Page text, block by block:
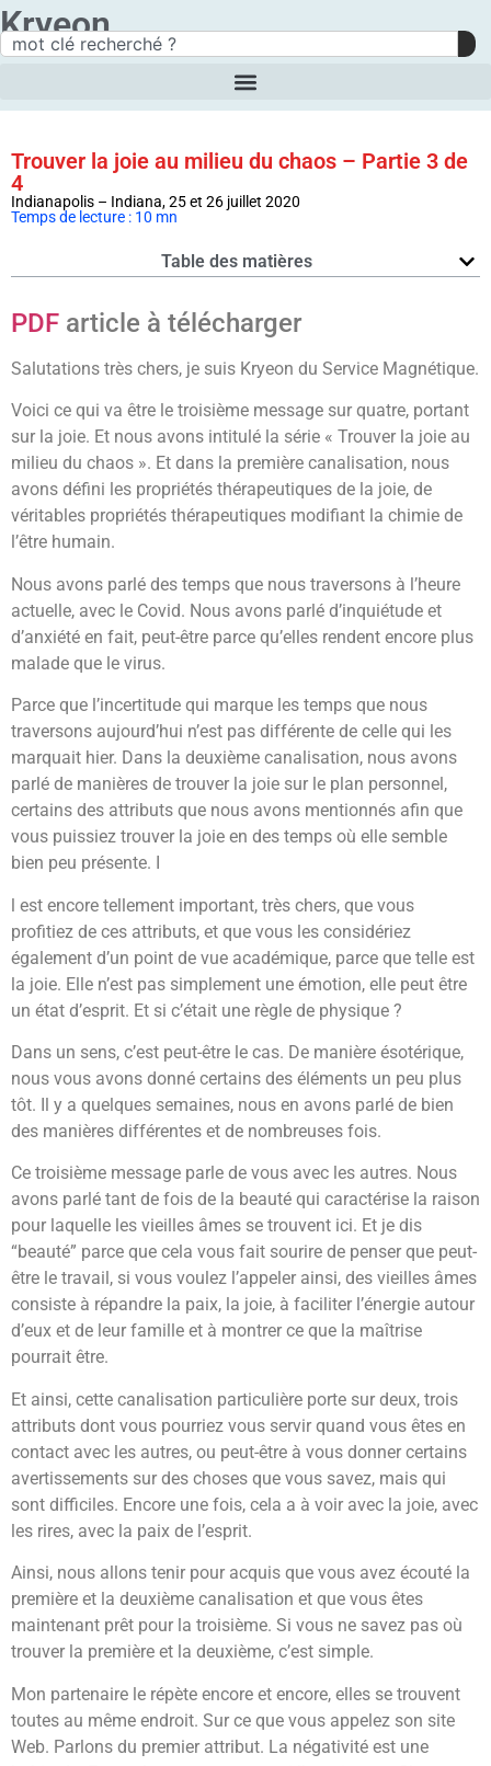
Kryeon
Trouver la joie au milieu du chaos – Partie 3 de
4
Indianapolis – Indiana, 25 et 26 juillet 2020
Temps de lecture : 10 mn
Table des matières
PDF article à télécharger
Salutations très chers, je suis Kryeon du Service Magnétique.
Voici ce qui va être le troisième message sur quatre, portant
sur la joie. Et nous avons intitulé la série « Trouver la joie au
milieu du chaos ». Et dans la première canalisation, nous
avons défini les propriétés thérapeutiques de la joie, de
véritables propriétés thérapeutiques modifiant la chimie de
l’être humain.
Nous avons parlé des temps que nous traversons à l’heure
actuelle, avec le Covid. Nous avons parlé d’inquiétude et
d’anxiété en fait, peut-être parce qu’elles rendent encore plus
malade que le virus.
Parce que l’incertitude qui marque les temps que nous
traversons aujourd’hui n’est pas différente de celle qui les
marquait hier. Dans la deuxième canalisation, nous avons
parlé de manières de trouver la joie sur le plan personnel,
certains des attributs que nous avons mentionnés afin que
vous puissiez trouver la joie en des temps où elle semble
bien peu présente. I
l est encore tellement important, très chers, que vous
profitiez de ces attributs, et que vous les considériez
également d’un point de vue académique, parce que telle est
la joie. Elle n’est pas simplement une émotion, elle peut être
un état d’esprit. Et si c’était une règle de physique ?
Dans un sens, c’est peut-être le cas. De manière ésotérique,
nous vous avons donné certains des éléments un peu plus
tôt. Il y a quelques semaines, nous en avons parlé de bien
des manières différentes et de nombreuses fois.
Ce troisième message parle de vous avec les autres. Nous
avons parlé tant de fois de la beauté qui caractérise la raison
pour laquelle les vieilles âmes se trouvent ici. Et je dis
“beauté” parce que cela vous fait sourire de penser que peut-
être le travail, si vous voulez l’appeler ainsi, des vieilles âmes
consiste à répandre la paix, la joie, à faciliter l’énergie autour
d’eux et de leur famille et à montrer ce que la maîtrise
pourrait être.
Et ainsi, cette canalisation particulière porte sur deux, trois
attributs dont vous pourriez vous servir quand vous êtes en
contact avec les autres, ou peut-être à vous donner certains
avertissements sur des choses que vous savez, mais qui
sont difficiles. Encore une fois, cela a à voir avec la joie, avec
les rires, avec la paix de l’esprit.
Ainsi, nous allons tenir pour acquis que vous avez écouté la
première et la deuxième canalisation et que vous êtes
maintenant prêt pour la troisième. Si vous ne savez pas où
trouver la première et la deuxième, c’est simple.
Mon partenaire le répète encore et encore, elles se trouvent
toutes au même endroit. Sur ce que vous appelez son site
Web. Parlons du premier attribut. La négativité est une